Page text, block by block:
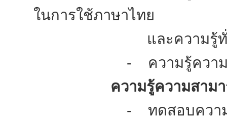
ในการใช้ภาษาไทย
และความรู้ทั่วไปเกี่ย
- ความรู้ความสามาร
ความรู้ความสามารถ
- ทดสอบความรู้ความ